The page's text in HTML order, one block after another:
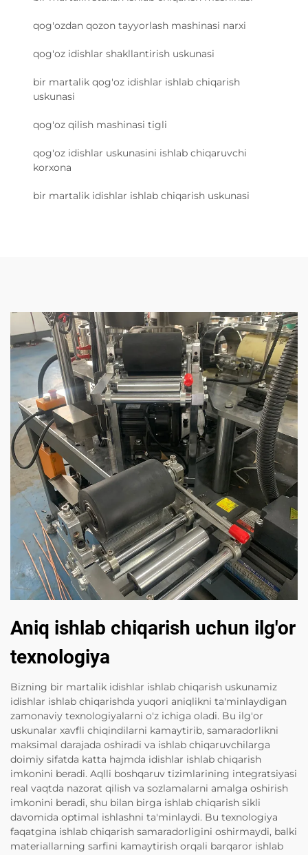
qog'ozdan qozon tayyorlash mashinasi narxi
qog'oz idishlar shakllantirish uskunasi
bir martalik qog'oz idishlar ishlab chiqarish
uskunasi
qog'oz qilish mashinasi tigli
qog'oz idishlar uskunasini ishlab chiqaruvchi
korxona
bir martalik idishlar ishlab chiqarish uskunasi
Aniq ishlab chiqarish uchun ilg'or
texnologiya
Bizning bir martalik idishlar ishlab chiqarish uskunamiz
idishlar ishlab chiqarishda yuqori aniqlikni ta'minlaydigan
zamonaviy texnologiyalarni o'z ichiga oladi. Bu ilg'or
uskunalar xavfli chiqindilarni kamaytirib, samaradorlikni
maksimal darajada oshiradi va ishlab chiqaruvchilarga
doimiy sifatda katta hajmda idishlar ishlab chiqarish
imkonini beradi. Aqlli boshqaruv tizimlarining integratsiyasi
real vaqtda nazorat qilish va sozlamalarni amalga oshirish
imkonini beradi, shu bilan birga ishlab chiqarish sikli
davomida optimal ishlashni ta'minlaydi. Bu texnologiya
faqatgina ishlab chiqarish samaradorligini oshirmaydi, balki
materiallarning sarfini kamaytirish orqali barqaror ishlab